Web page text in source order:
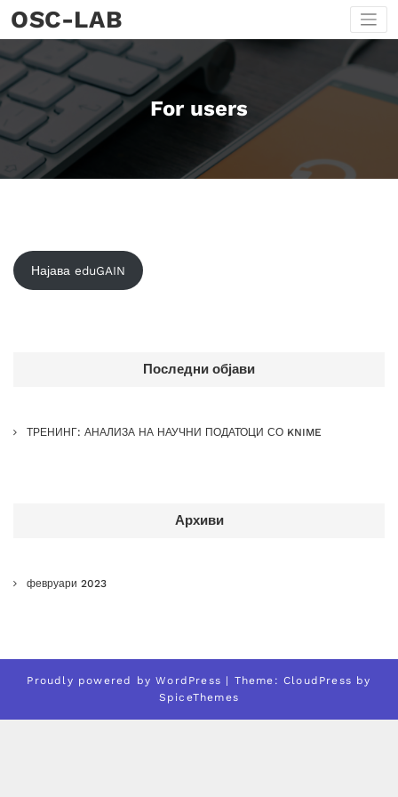
content
OSC-LAB
For users
Најава eduGAIN
Последни објави
ТРЕНИНГ: АНАЛИЗА НА НАУЧНИ ПОДАТОЦИ СО KNIME
Архиви
февруари 2023
Proudly powered byWordPress | Theme: CloudPress by
SpiceThemes